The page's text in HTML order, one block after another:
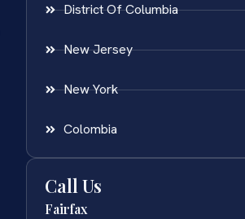
District Of Columbia
New Jersey
New York
Colombia
Call Us
Fairfax